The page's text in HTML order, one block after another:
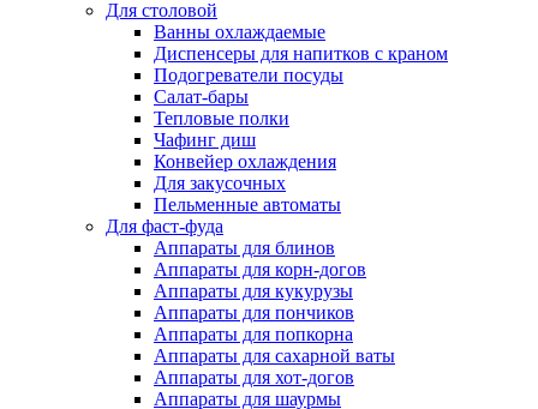
Для столовой
Ванны охлаждаемые
Диспенсеры для напитков с краном
Подогреватели посуды
Салат-бары
Тепловые полки
Чафинг диш
Конвейер охлаждения
Для закусочных
Пельменные автоматы
Для фаст-фуда
Аппараты для блинов
Аппараты для корн-догов
Аппараты для кукурузы
Аппараты для пончиков
Аппараты для попкорна
Аппараты для сахарной ваты
Аппараты для хот-догов
Аппараты для шаурмы